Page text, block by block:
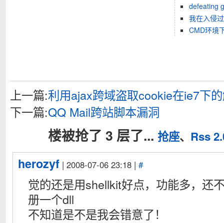
strCMD = "wscript.exe %systemroot%\copypath.vbs "
WshShell.RegWrite strBaseBrch &
WshShell.RegWrite strBaseBrch &
WshShell.RegWrite strBaseBrch &
WshShell.RegDelete strBaseBrch &
WshShell.RegDelete strBaseBrch &
On Error Goto 0
defeating
我在入侵
CMD环境
上一篇:利用ajax跨域盗取cookie在ie7下
下一篇:QQ Mail跨站脚本漏洞
楼被抢了 3 层了... 抢座、 Rss
herozyf | 2008-07-06 23:18 | #
觉的还是用shellkit好点，功能多，还
册一个dll
不知道是不是我会错意了！